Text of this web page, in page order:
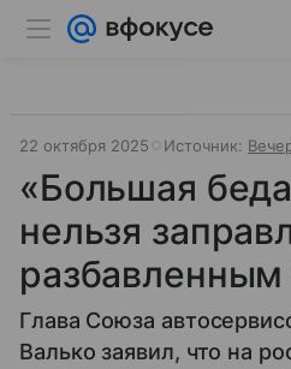
22 октября 2025 Источник:
«Большая
нельзя
Глава Союза
Валько заявил, что на